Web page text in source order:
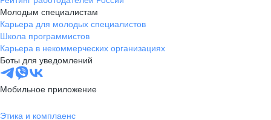
Молодым специалистам
Карьера для молодых специалистов
Школа программистов
Карьера в некоммерческих организациях
Боты для уведомлений
Мобильное приложение
Этика и комплаенс